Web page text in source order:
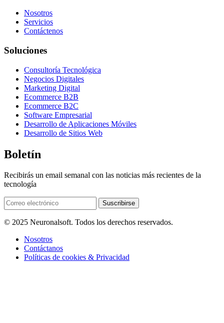
Nosotros
Servicios
Contáctenos
Soluciones
Consultoría Tecnológica
Negocios Digitales
Marketing Digital
Ecommerce B2B
Ecommerce B2C
Software Empresarial
Desarrollo de Aplicaciones Móviles
Desarrollo de Sitios Web
Boletín
Recibirás un email semanal con las noticias más recientes de la
tecnología
© 2025 Neuronalsoft. Todos los derechos reservados.
Nosotros
Contáctanos
Políticas de cookies & Privacidad